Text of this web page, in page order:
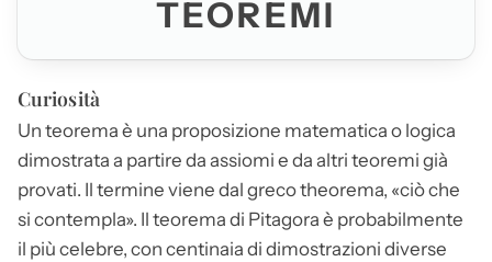
TEOREMI
Curiosità
Un teorema è una proposizione matematica o logica
dimostrata a partire da assiomi e da altri teoremi già
provati. Il termine viene dal greco theorema, «ciò che
si contempla». Il teorema di Pitagora è probabilmente
il più celebre, con centinaia di dimostrazioni diverse